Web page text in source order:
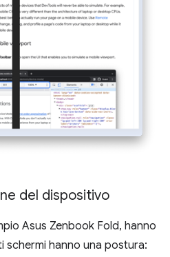
del dispositivo
Asus Zenbook Fold, hanno
schermi hanno una postura: